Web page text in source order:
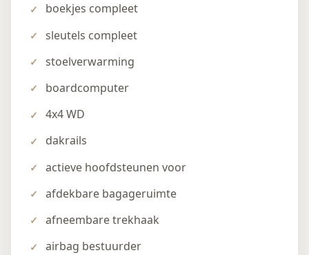
boekjes compleet
sleutels compleet
stoelverwarming
boardcomputer
4x4 WD
dakrails
actieve hoofdsteunen voor
afdekbare bagageruimte
afneembare trekhaak
airbag bestuurder